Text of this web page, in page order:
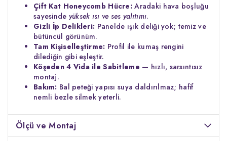
Çift Kat Honeycomb Hücre: Aradaki hava boşluğu
sayesinde yüksek ısı ve ses yalıtımı.
Gizli İp Delikleri: Panelde ışık deliği yok; temiz ve
bütüncül görünüm.
Tam Kişiselleştirme: Profil ile kumaş rengini
dilediğin gibi eşleştir.
Köşeden 4 Vida ile Sabitleme — hızlı, sarsıntısız
montaj.
Bakım: Bal peteği yapısı suya daldırılmaz; hafif
nemli bezle silmek yeterli.
Ölçü ve Montaj